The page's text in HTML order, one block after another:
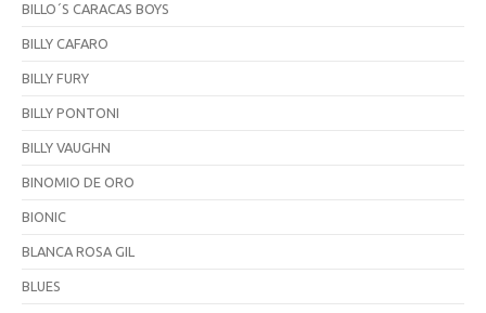
BILLO´S CARACAS BOYS
BILLY CAFARO
BILLY FURY
BILLY PONTONI
BILLY VAUGHN
BINOMIO DE ORO
BIONIC
BLANCA ROSA GIL
BLUES